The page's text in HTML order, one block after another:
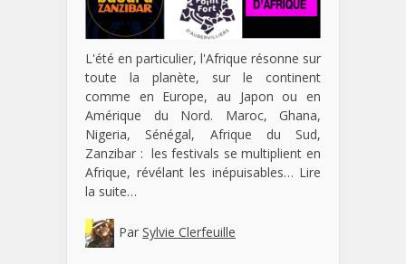
L'été en particulier, l'Afrique résonne sur
toute la planète, sur le continent
comme en Europe, au Japon ou en
Amérique du Nord. Maroc, Ghana,
Nigeria, Sénégal, Afrique du Sud,
Zanzibar : les festivals se multiplient en
Afrique, révélant les inépuisables… Lire
la suite…
Par Sylvie Clerfeuille